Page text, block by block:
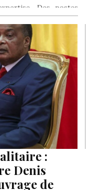
Des postes
américaine
parfaite,…
:
Denis
de